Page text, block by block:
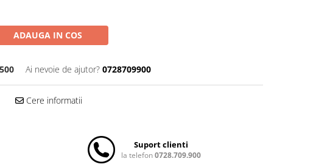
ADAUGA IN COS
Ai nevoie de ajutor? 0728709900
Cere informatii
Suport clienti
la telefon0728.709.900